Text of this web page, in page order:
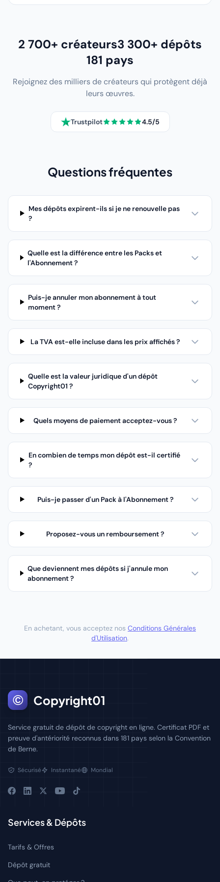
2 700+ créateurs3 300+ dépôts
181 pays
Rejoignez des milliers de créateurs qui protègent déjà
leurs œuvres.
Trustpilot 4.5/5
Questions fréquentes
Mes dépôts expirent-ils si je ne renouvelle pas
?
Quelle est la différence entre les Packs et
l'Abonnement ?
Puis-je annuler mon abonnement à tout
moment ?
La TVA est-elle incluse dans les prix affichés ?
Quelle est la valeur juridique d'un dépôt
Copyright01 ?
Quels moyens de paiement acceptez-vous ?
En combien de temps mon dépôt est-il certifié
?
Puis-je passer d'un Pack à l'Abonnement ?
Proposez-vous un remboursement ?
Que deviennent mes dépôts si j'annule mon
abonnement ?
En achetant, vous acceptez nos Conditions Générales
d'Utilisation.
© Copyright01
Service gratuit de dépôt de copyright en ligne. Certificat PDF et
preuve d'antériorité reconnus dans 181 pays selon la Convention
de Berne.
Sécurisé Instantané Mondial
Services & Dépôts
Tarifs & Offres
Dépôt gratuit